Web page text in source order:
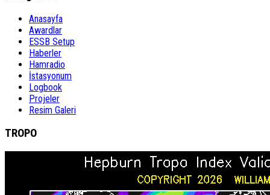
Anasayfa
Awardlar
ESSB Setup
Haberler
Hamradio
İstasyonum
Logbook
Projeler
Resim Galeri
TROPO